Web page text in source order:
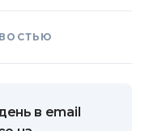
в email